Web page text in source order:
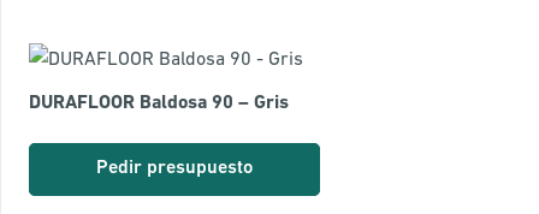
DURAFLOOR Baldosa 90 – Gris
Pedir presupuesto